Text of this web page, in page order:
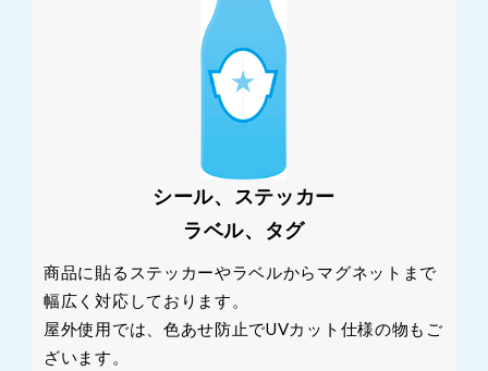
シール、ステッカー
ラベル、タグ
商品に貼るステッカーやラベルからマグネットまで
幅広く対応しております。
屋外使用では、色あせ防止でUVカット仕様の物もご
ざいます。